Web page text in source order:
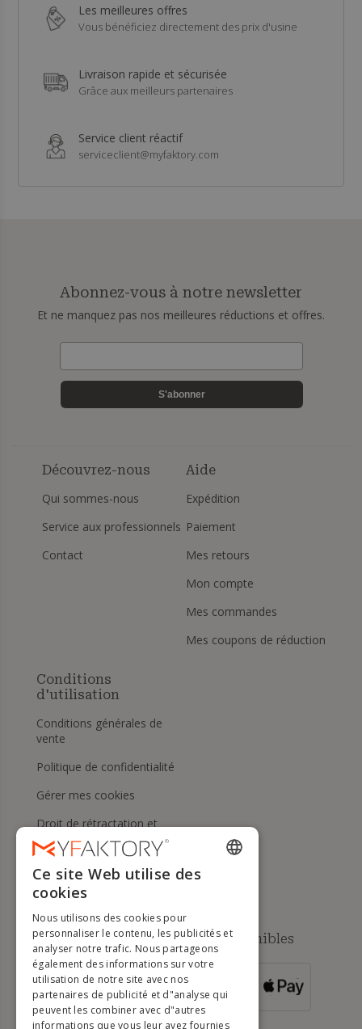
Les meilleures offres
Vous bénéficiez directement des prix d'usine
Livraison rapide et sécurisée
Grâce aux meilleurs partenaires
Service client réactif
serviceclient@myfaktory.com
Abonnez-vous à notre newsletter
Et ne manquez pas nos meilleures réductions et offres.
S'abonner
Découvrez-nous
Qui sommes-nous
Service aux professionnels
Contact
Aide
Expédition
Paiement
Mes retours
Mon compte
Mes commandes
Mes coupons de réduction
Conditions
d'utilisation
Conditions générales de
vente
Politique de confidentialité
Gérer mes cookies
Droit de rétractation et
retours
Aide
Méthodes de paiement disponibles
POUR LES
COMMANDES
SUPÉRIEURES À
ENGLISH
DUTCH
GERMAN
PORTUGUESE
Ce site Web utilise des
cookies
Nous utilisons des cookies pour
personnaliser le contenu, les publicités et
analyser notre trafic. Nous partageons
également des informations sur votre
utilisation de notre site avec nos
partenaires de publicité et d"analyse qui
peuvent les combiner avec d"autres
informations que vous leur avez fournies